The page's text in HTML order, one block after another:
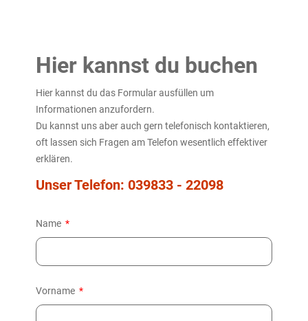
Hier kannst du buchen
Hier kannst du das Formular ausfüllen um
Informationen anzufordern.
Du kannst uns aber auch gern telefonisch kontaktieren,
oft lassen sich Fragen am Telefon wesentlich effektiver
erklären.
Unser Telefon: 039833 - 22098
Name
Vorname